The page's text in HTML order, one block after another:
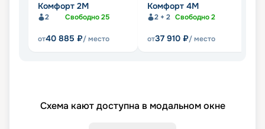
Комфорт 2M
2 Свободно25
от40 885 ₽/ место
Комфорт 4M
2 + 2 Свободно2
от37 910 ₽/ место
Схема кают доступна в модальном окне